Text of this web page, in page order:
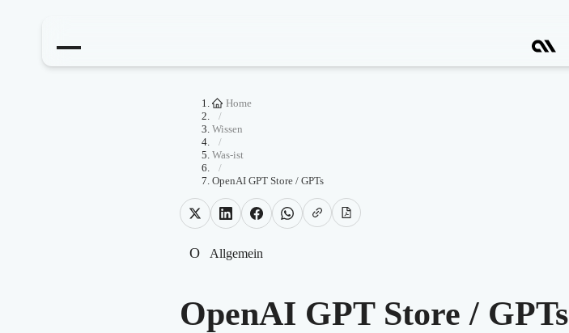
Home
/
Wissen
/
Was-ist
/
OpenAI GPT Store / GPTs
O Allgemein
OpenAI GPT Store / GPTs